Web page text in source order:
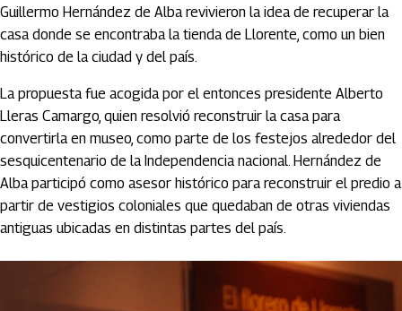
Guillermo Hernández de Alba revivieron la idea de recuperar la
casa donde se encontraba la tienda de Llorente, como un bien
histórico de la ciudad y del país.
La propuesta fue acogida por el entonces presidente Alberto
Lleras Camargo, quien resolvió reconstruir la casa para
convertirla en museo, como parte de los festejos alrededor del
sesquicentenario de la Independencia nacional. Hernández de
Alba participó como asesor histórico para reconstruir el predio a
partir de vestigios coloniales que quedaban de otras viviendas
antiguas ubicadas en distintas partes del país.